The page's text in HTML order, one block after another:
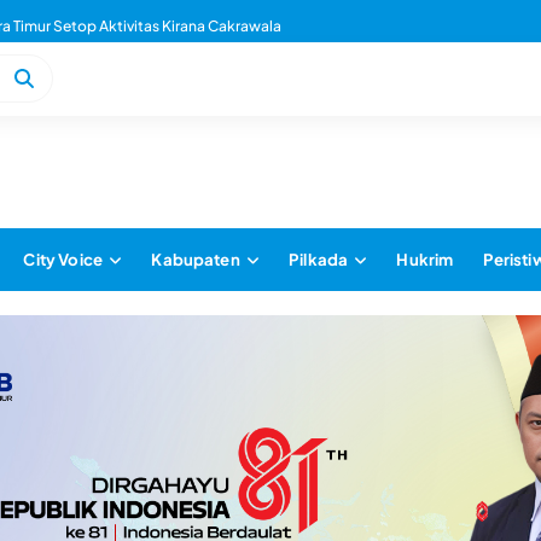
Timur Setop Aktivitas Kirana Cakrawala
City Voice Kabupaten Pilkada Hukrim